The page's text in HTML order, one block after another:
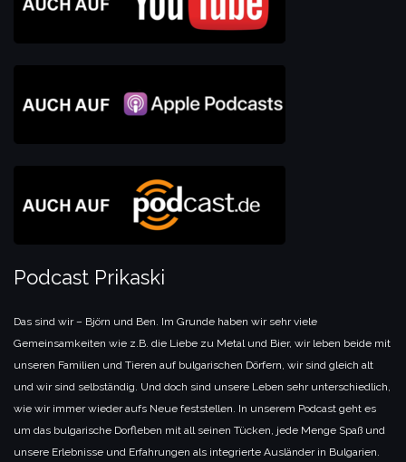
Podcast Prikaski
Das sind wir – Björn und Ben. Im Grunde haben wir sehr viele
Gemeinsamkeiten wie z.B. die Liebe zu Metal und Bier, wir leben beide mit
unseren Familien und Tieren auf bulgarischen Dörfern, wir sind gleich alt
und wir sind selbständig. Und doch sind unsere Leben sehr unterschiedlich,
wie wir immer wieder aufs Neue feststellen. In unserem Podcast geht es
um das bulgarische Dorfleben mit all seinen Tücken, jede Menge Spaß und
unsere Erlebnisse und Erfahrungen als integrierte Ausländer in Bulgarien.